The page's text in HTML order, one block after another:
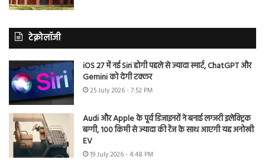
टेक्नोलॉजी
iOS 27 में नई Siri होगी पहले से ज्यादा स्मार्ट, ChatGPT और
Gemini को देगी टक्कर
25 July 2026 - 7:52 PM
Audi और Apple के पूर्व डिजाइनरों ने बनाई लग्जरी इलेक्ट्रिक
बग्गी, 100 किमी से ज्यादा की रेंज के साथ आएगी यह अनोखी
EV
19 July 2026 - 4:48 PM